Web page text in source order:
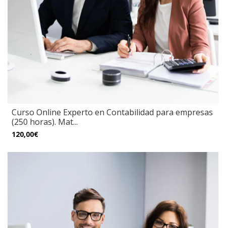
Curso Online Experto en Contabilidad para empresas
(250 horas). Mat...
120,00€